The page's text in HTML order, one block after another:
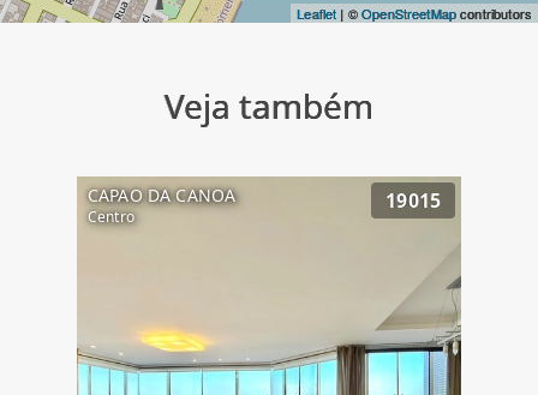
Leaflet | ©OpenStreetMapcontributors
Veja também
CAPAO DA CANOA
Centro
19015